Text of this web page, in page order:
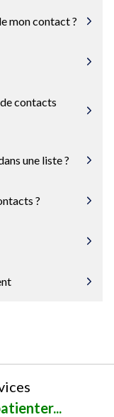
mon contact ?
contacts
une liste ?
?